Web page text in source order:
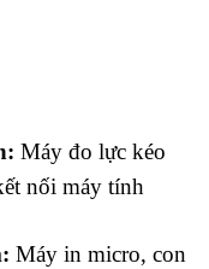
Máy đo lực kéo
nối máy tính
Máy in micro, con